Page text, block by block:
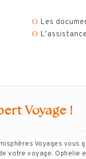
Ο Les
Ο
Voyage !
Voyages vous
votre voyage.